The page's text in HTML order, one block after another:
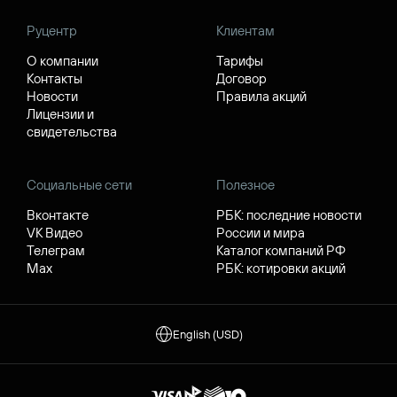
Руцентр
О компании
Контакты
Новости
Лицензии и
свидетельства
Клиентам
Тарифы
Договор
Правила акций
Социальные сети
Вконтакте
VK Видео
Телеграм
Max
Полезное
РБК: последние новости
России и мира
Каталог компаний РФ
РБК: котировки акций
English (USD)